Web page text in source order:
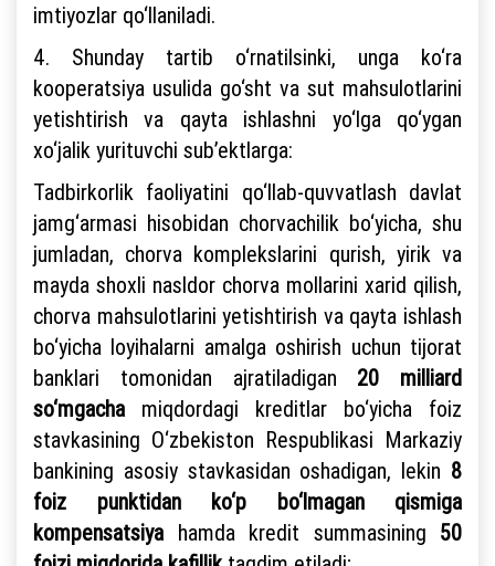
imtiyozlar qo‘llaniladi.
4. Shunday tartib o‘rnatilsinki, unga ko‘ra
kooperatsiya usulida go‘sht va sut mahsulotlarini
yetishtirish va qayta ishlashni yo‘lga qo‘ygan
xo‘jalik yurituvchi sub’ektlarga:
Tadbirkorlik faoliyatini qo‘llab-quvvatlash davlat
jamg‘armasi hisobidan chorvachilik bo‘yicha, shu
jumladan, chorva komplekslarini qurish, yirik va
mayda shoxli nasldor chorva mollarini xarid qilish,
chorva mahsulotlarini yetishtirish va qayta ishlash
bo‘yicha loyihalarni amalga oshirish uchun tijorat
banklari tomonidan ajratiladigan 20 milliard
so‘mgachamiqdordagi kreditlar bo‘yicha foiz
stavkasining O‘zbekiston Respublikasi Markaziy
bankining asosiy stavkasidan oshadigan, lekin 8
foiz punktidan ko‘p bo‘lmagan qismiga
kompensatsiyahamda kredit summasining 50